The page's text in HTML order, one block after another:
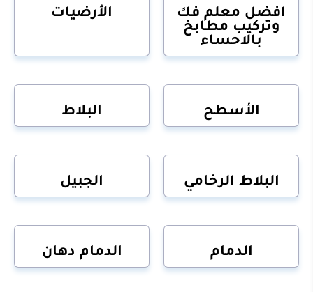
افضل معلم فك
وتركيب مطابخ
بالاحساء
الأرضيات
الأسطح البلاط
البلاط الرخامي الجبيل
الدمام الدمام دهان